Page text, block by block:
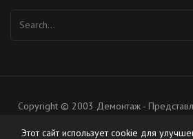
Copyright © 2003 Демонтаж -
Этот сайт использует cookie для